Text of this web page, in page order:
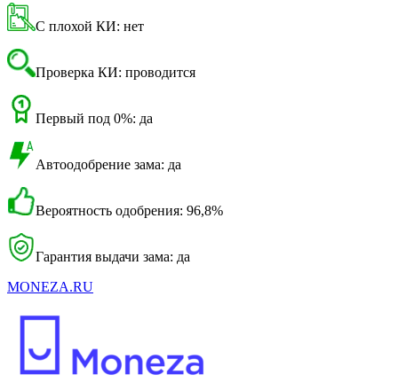
С плохой КИ: нет
Проверка КИ: проводится
Первый под 0%: да
Автоодобрение зама: да
Вероятность одобрения: 96,8%
Гарантия выдачи зама: да
MONEZA.RU